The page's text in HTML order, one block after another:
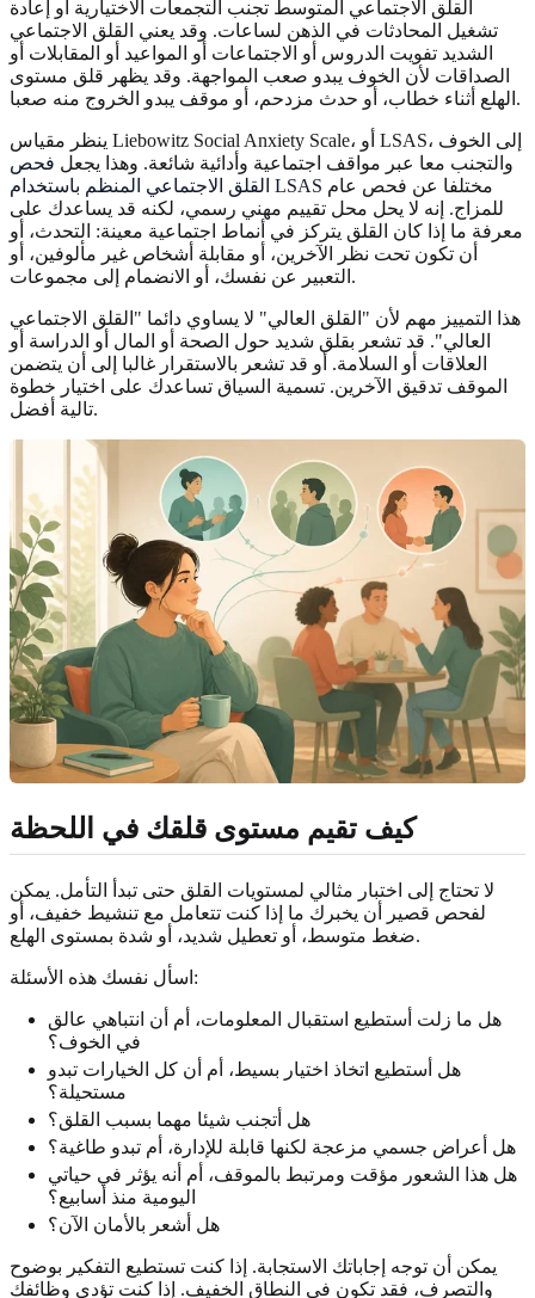
القلق الاجتماعي المتوسط تجنب التجمعات الاختيارية أو إعادة
تشغيل المحادثات في الذهن لساعات. وقد يعني القلق الاجتماعي
الشديد تفويت الدروس أو الاجتماعات أو المواعيد أو المقابلات أو
الصداقات لأن الخوف يبدو صعب المواجهة. وقد يظهر قلق مستوى
الهلع أثناء خطاب، أو حدث مزدحم، أو موقف يبدو الخروج منه صعبا.
ينظر مقياس Liebowitz Social Anxiety Scale، أو LSAS، إلى الخوف
والتجنب معا عبر مواقف اجتماعية وأدائية شائعة. وهذا يجعل فحص
القلق الاجتماعي المنظم باستخدام LSAS
للمزاج. إنه لا يحل محل تقييم مهني رسمي، لكنه قد يساعدك على
معرفة ما إذا كان القلق يتركز في أنماط اجتماعية معينة: التحدث، أو
أن تكون تحت نظر الآخرين، أو مقابلة أشخاص غير مألوفين، أو
التعبير عن نفسك، أو الانضمام إلى مجموعات.
هذا التمييز مهم لأن "القلق العالي" لا يساوي دائما "القلق الاجتماعي
العالي". قد تشعر بقلق شديد حول الصحة أو المال أو الدراسة أو
العلاقات أو السلامة. أو قد تشعر بالاستقرار غالبا إلى أن يتضمن
الموقف تدقيق الآخرين. تسمية السياق تساعدك على اختيار خطوة
تالية أفضل.
كيف تقيم مستوى قلقك في اللحظة
لا تحتاج إلى اختبار مثالي لمستويات القلق حتى تبدأ التأمل. يمكن
لفحص قصير أن يخبرك ما إذا كنت تتعامل مع تنشيط خفيف، أو
ضغط متوسط، أو تعطيل شديد، أو شدة بمستوى الهلع.
اسأل نفسك هذه الأسئلة:
هل ما زلت أستطيع استقبال المعلومات، أم أن انتباهي عالق
في الخوف؟
هل أستطيع اتخاذ اختيار بسيط، أم أن كل الخيارات تبدو
مستحيلة؟
هل أتجنب شيئا مهما بسبب القلق؟
هل أعراض جسمي مزعجة لكنها قابلة للإدارة، أم تبدو طاغية؟
هل هذا الشعور مؤقت ومرتبط بالموقف، أم أنه يؤثر في حياتي
اليومية منذ أسابيع؟
هل أشعر بالأمان الآن؟
يمكن أن توجه إجاباتك الاستجابة. إذا كنت تستطيع التفكير بوضوح
والتصرف، فقد تكون في النطاق الخفيف. إذا كنت تؤدي وظائفك